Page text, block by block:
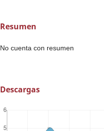
Resumen
No cuenta con resumen
Descargas